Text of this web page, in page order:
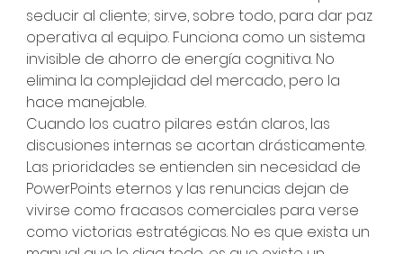
seducir al cliente; sirve, sobre todo, para dar paz
operativa al equipo. Funciona como un sistema
invisible de ahorro de energía cognitiva. No
elimina la complejidad del mercado, pero la
hace manejable.
Cuando los cuatro pilares están claros, las
discusiones internas se acortan drásticamente.
Las prioridades se entienden sin necesidad de
PowerPoints eternos y las renuncias dejan de
vivirse como fracasos comerciales para verse
como victorias estratégicas. No es que exista un